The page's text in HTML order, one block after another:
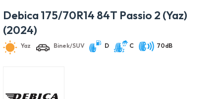
Debica 175/70R14 84T Passio 2 (Yaz)
(2024)
Yaz Binek/SUV C 70dB